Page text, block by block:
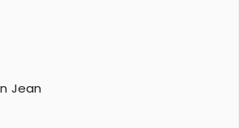
Jean